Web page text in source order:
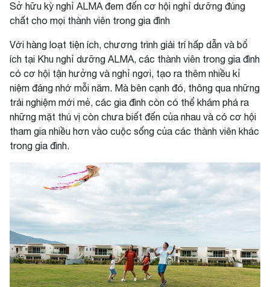
Sở hữu kỳ nghỉ ALMA đem đến cơ hội nghỉ dưỡng đúng
chất cho mọi thành viên trong gia đình
Với hàng loạt tiện ích, chương trình giải trí hấp dẫn và bổ
ích tại Khu nghỉ dưỡng ALMA, các thành viên trong gia đình
có cơ hội tận hưởng và nghỉ ngơi, tạo ra thêm nhiều kỉ
niệm đáng nhớ mỗi năm. Mà bên cạnh đó, thông qua những
trải nghiệm mới mẻ, các gia đình còn có thể khám phá ra
những mặt thú vị còn chưa biết đến của nhau và có cơ hội
tham gia nhiều hơn vào cuộc sống của các thành viên khác
trong gia đình.